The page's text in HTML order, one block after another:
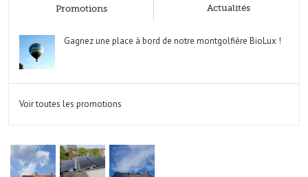
Promotions Actualités
Gagnez une place à bord de notre montgolfière BioLux !
Voir toutes les promotions